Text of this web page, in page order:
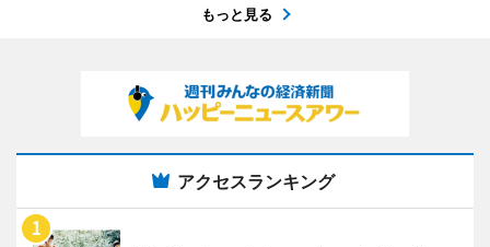
もっと見る
アクセスランキング